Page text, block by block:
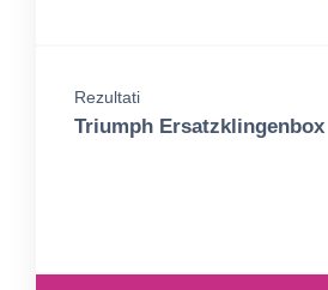
Rezultati
Triumph Ersatzklingenbox